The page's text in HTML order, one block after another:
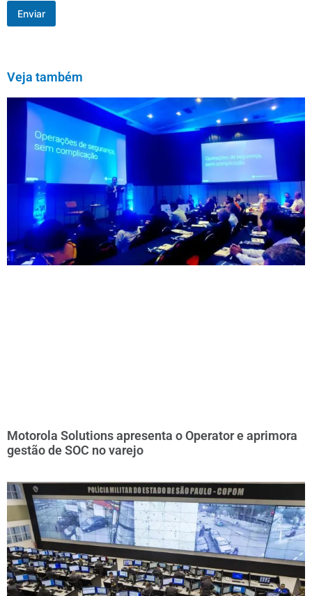
Enviar
Veja também
Motorola Solutions apresenta o Operator e aprimora
gestão de SOC no varejo